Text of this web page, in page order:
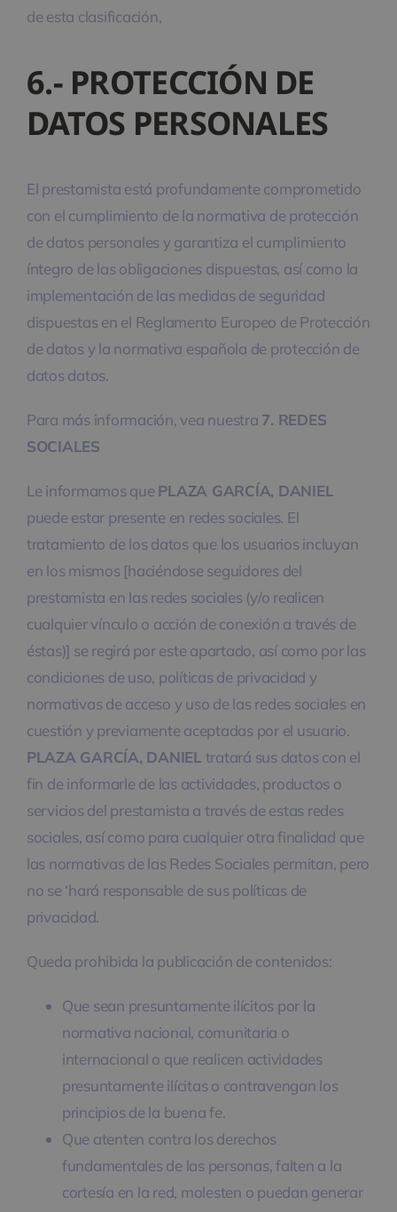
de esta clasificación,
6.- PROTECCIÓN DE
DATOS PERSONALES
El prestamista está profundamente comprometido
con el cumplimiento de la normativa de protección
de datos personales y garantiza el cumplimiento
íntegro de las obligaciones dispuestas, así como la
implementación de las medidas de seguridad
dispuestas en el Reglamento Europeo de Protección
de datos y la normativa española de protección de
datos datos.
Para más información, vea nuestra 7. REDES
SOCIALES
Le informamos que PLAZA GARCÍA, DANIEL
puede estar presente en redes sociales. El
tratamiento de los datos que los usuarios incluyan
en los mismos [haciéndose seguidores del
prestamista en las redes sociales (y/o realicen
cualquier vínculo o acción de conexión a través de
éstas)] se regirá por este apartado, así como por las
condiciones de uso, políticas de privacidad y
normativas de acceso y uso de las redes sociales en
cuestión y previamente aceptadas por el usuario.
PLAZA GARCÍA, DANIEL tratará sus datos con el
fin de informarle de las actividades, productos o
servicios del prestamista a través de estas redes
sociales, así como para cualquier otra finalidad que
las normativas de las Redes Sociales permitan, pero
no se ‘hará responsable de sus políticas de
privacidad.
Queda prohibida la publicación de contenidos:
Que sean presuntamente ilícitos por la
normativa nacional, comunitaria o
internacional o que realicen actividades
presuntamente ilícitas o contravengan los
principios de la buena fe.
Que atenten contra los derechos
fundamentales de las personas, falten a la
cortesía en la red, molesten o puedan generar